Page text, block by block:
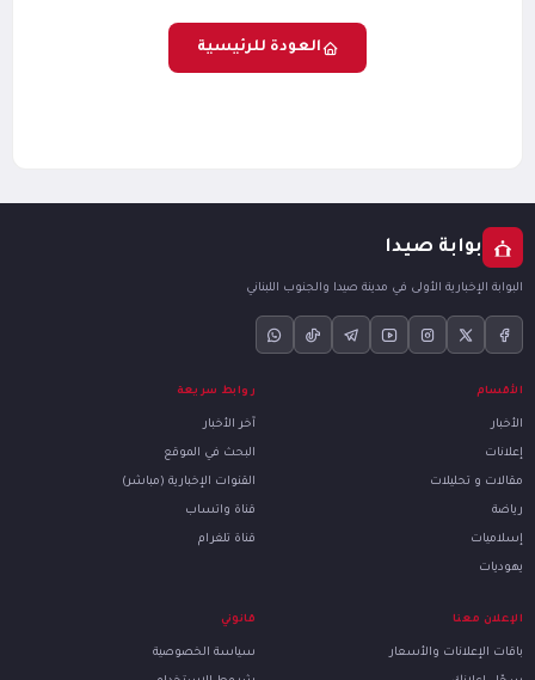
العودة للرئيسية
بوابة صيدا
البوابة الإخبارية الأولى في مدينة صيدا والجنوب اللبناني
الأقسام
الأخبار
إعلانات
مقالات و تحليلات
رياضة
إسلاميات
يهوديات
روابط سريعة
آخر الأخبار
البحث في الموقع
القنوات الإخبارية (مباشر)
قناة واتساب
قناة تلغرام
الإعلان معنا
باقات الإعلانات والأسعار
قانوني
سياسة الخصوصية